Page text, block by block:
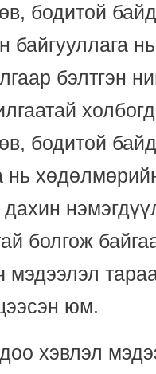
бодитой
байгууллага
бэлтгэн
бодитой
нь
болгож
юм.
хэвлэл